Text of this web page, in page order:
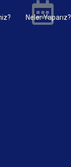
Neler Yaparız?